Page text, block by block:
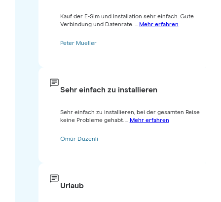
Kauf der E-Sim und Installation sehr einfach. Gute
Verbindung und Datenrate. ... Mehr erfahren
Peter Mueller
Sehr einfach zu installieren
Sehr einfach zu installieren, bei der gesamten Reise
keine Probleme gehabt. ... Mehr erfahren
Ömür Düzenli
Urlaub